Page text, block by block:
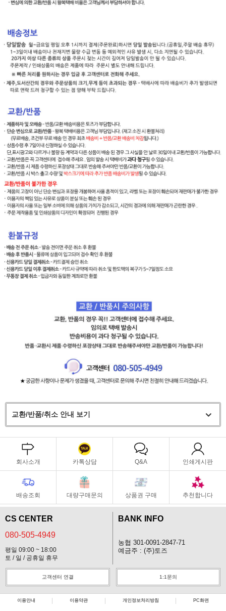
교환/반품/취소 안내 보기
회사소개 카톡상담 Q&A 인쇄게시판
배송조회 대량구매문의 상품권 구매 추천합니다
CS CENTER
080-505-4949
평일 09:00 ~ 18:00
토 / 일 / 공휴일 휴무
BANK INFO
농협 301-0091-2847-71
예금주 : (주)토즈
고객센터 연결 1:1문의
이용안내 이용약관 개인정보처리방침 PC화면